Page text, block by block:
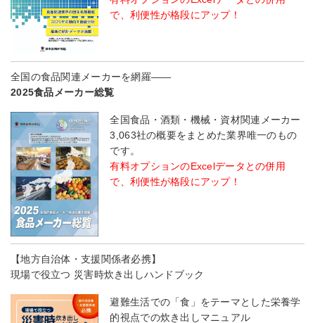
で、利便性が格段にアップ！
全国の食品関連メーカーを網羅――
2025食品メーカー総覧
全国食品・酒類・機械・資材関連メーカー
3,063社の概要をまとめた業界唯一のもの
です。
有料オプションのExcelデータとの併用
で、利便性が格段にアップ！
【地方自治体・支援関係者必携】
現場で役立つ 災害時炊き出しハンドブック
避難生活での「食」をテーマとした栄養学
的視点での炊き出しマニュアル